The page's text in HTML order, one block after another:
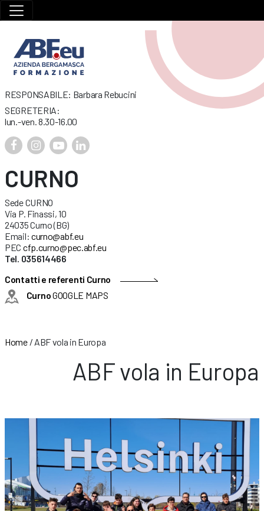
RESPONSABILE: Barbara Rebucini
SEGRETERIA:
lun.-ven. 8.30-16.00
CURNO
Sede CURNO
Via P. Finassi, 10
24035 Curno (BG)
Email: curno@abf.eu
PEC cfp.curno@pec.abf.eu
Tel. 035614466
Contatti e referenti Curno
CurnoGOOGLE MAPS
Home/ ABF vola in Europa
ABF vola in Europa